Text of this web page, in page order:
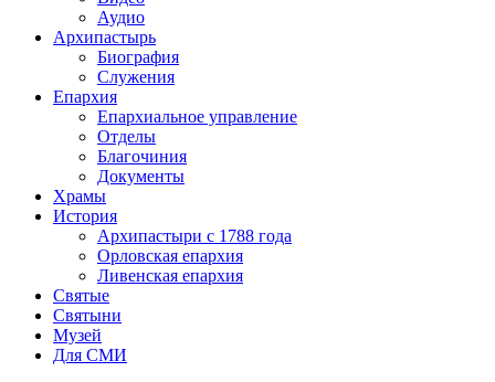
Аудио
Архипастырь
Биография
Служения
Епархия
Епархиальное управление
Отделы
Благочиния
Документы
Храмы
История
Архипастыри с 1788 года
Орловская епархия
Ливенская епархия
Святые
Святыни
Музей
Для СМИ